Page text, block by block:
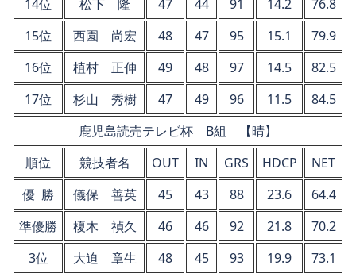
14位
松下 隆 47 44 91 14.2
76.8
15位
西園 尚宏 48 47 95 15.1
79.9
16位
植村 正伸 49 48 97 14.5
82.5
17位
杉山 秀樹 47 49 96 11.5
84.5
鹿児島読売テレビ杯 B組 【晴】
順位
競技者名 OUT IN GRS HDCP
NET
優 勝
儀保 善英 45 43 88 23.6
64.4
準優勝
榎木 禎久 46 46 92 21.8
70.2
3位
大迫 章生 48 45 93 19.9
73.1